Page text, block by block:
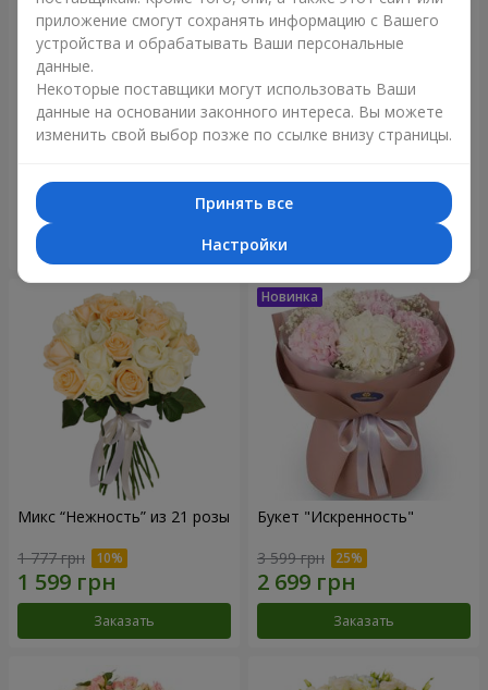
Букет "Blue ball"
3 656 грн
Букет "Бенефис"
5 998 грн
Микс “Нежность” из 21 розы
1 777 грн
Заказать
Букет "Искренность"
3 599 грн
Заказать
приложение смогут сохранять информацию с Вашего
устройства и обрабатывать Ваши персональные
данные.
Некоторые поставщики могут использовать Ваши
данные на основании законного интереса. Вы можете
изменить свой выбор позже по ссылке внизу страницы.
Принять все
Настройки